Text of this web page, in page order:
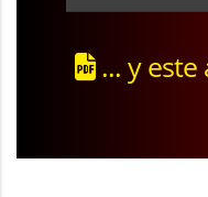
... y este